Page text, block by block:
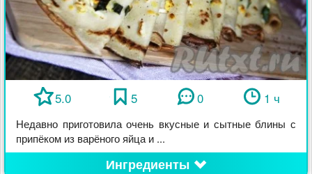
5.0 5 0 1 ч
Недавно приготовила очень вкусные и сытные блины с
припёком из варёного яйца и ...
Ингредиенты